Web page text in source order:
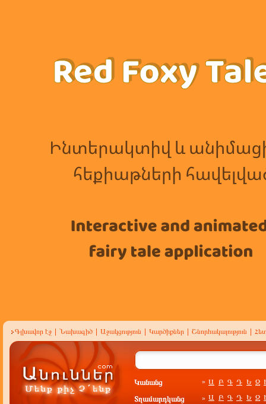
Գլխավոր էջ Նախագիծ Աջակցություն Կարծիքներ Շնորհակալություն
Կանանց » Ա Բ Գ Դ Ե Զ
Տղամարդկանց » Ա Բ Գ Դ Ե Զ